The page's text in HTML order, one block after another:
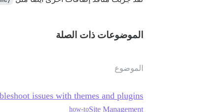
الموضوعات ذات الصلة
الموضوع
issues with themes and plugins
Site Management
how-to